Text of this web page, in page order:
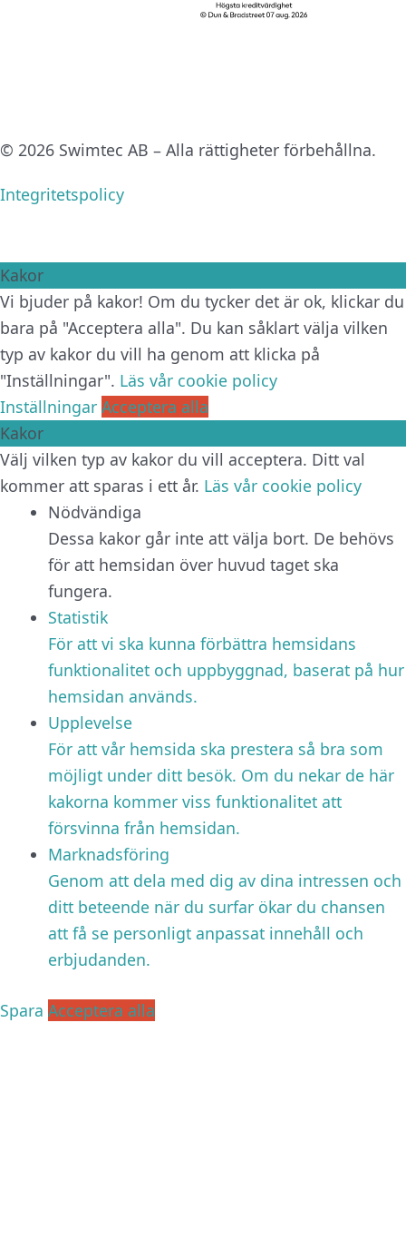
© 2026 Swimtec AB – Alla rättigheter förbehållna.
Integritetspolicy
Kakor
Vi bjuder på kakor! Om du tycker det är ok, klickar du
bara på "Acceptera alla". Du kan såklart välja vilken
typ av kakor du vill ha genom att klicka på
"Inställningar". Läs vår cookie policy
Inställningar Acceptera alla
Kakor
Välj vilken typ av kakor du vill acceptera. Ditt val
kommer att sparas i ett år. Läs vår cookie policy
Nödvändiga
Dessa kakor går inte att välja bort. De behövs
för att hemsidan över huvud taget ska
fungera.
Statistik
För att vi ska kunna förbättra hemsidans
funktionalitet och uppbyggnad, baserat på hur
hemsidan används.
Upplevelse
För att vår hemsida ska prestera så bra som
möjligt under ditt besök. Om du nekar de här
kakorna kommer viss funktionalitet att
försvinna från hemsidan.
Marknadsföring
Genom att dela med dig av dina intressen och
ditt beteende när du surfar ökar du chansen
att få se personligt anpassat innehåll och
erbjudanden.
Spara Acceptera alla